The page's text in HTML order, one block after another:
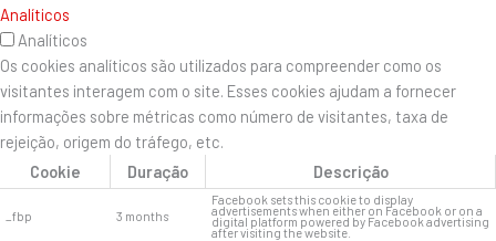
Analíticos
Analíticos
Os cookies analíticos são utilizados para compreender como os
visitantes interagem com o site. Esses cookies ajudam a fornecer
informações sobre métricas como número de visitantes, taxa de
rejeição, origem do tráfego, etc.
Cookie
Duração Descrição
_fbp 3 months
Facebook sets this cookie to display
advertisements when either on Facebook or on a
digital platform powered by Facebook advertising
after visiting the website.